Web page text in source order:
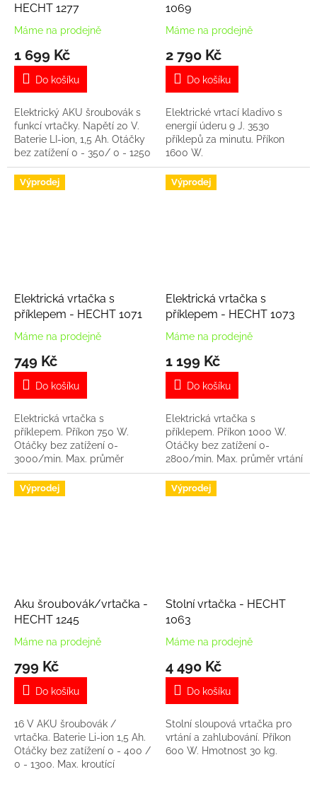
HECHT 1277
Máme na prodejně
1 699 Kč
Do košíku
Elektrický AKU šroubovák s
funkcí vrtačky. Napětí 20 V.
Baterie LI-ion, 1,5 Ah. Otáčky
bez zatížení 0 - 350/ 0 - 1250
ot./min. Max. kroutící
moment 25 N.m. Průměr
upínání 0,8 – 10.
1069
Máme na prodejně
2 790 Kč
Do košíku
Elektrické vrtací kladivo s
energií úderu 9 J. 3530
příklepů za minutu. Příkon
1600 W.
Výprodej
Elektrická vrtačka s
příklepem - HECHT 1071
Máme na prodejně
749 Kč
Do košíku
Elektrická vrtačka s
příklepem. Příkon 750 W.
Otáčky bez zatížení 0-
3000/min. Max. průměr
vrtání železo 13 mm. příklem
0-48000 úd/min. Hmotnost
1,85 kg.
Výprodej
Elektrická vrtačka s
příklepem - HECHT 1073
Máme na prodejně
1 199 Kč
Do košíku
Elektrická vrtačka s
příklepem. Příkon 1000 W.
Otáčky bez zatížení 0-
2800/min. Max. průměr vrtání
železo/beton 13 mm.
Hmotnost 2 kg.
Výprodej
Aku šroubovák/vrtačka -
HECHT 1245
Máme na prodejně
799 Kč
Do košíku
16 V AKU šroubovák /
vrtačka. Baterie Li-ion 1,5 Ah.
Otáčky bez zatížení 0 - 400 /
0 - 1300. Max. kroutící
Výprodej
Stolní vrtačka - HECHT
1063
Máme na prodejně
4 490 Kč
Do košíku
Stolní sloupová vrtačka pro
vrtání a zahlubování. Příkon
600 W. Hmotnost 30 kg.